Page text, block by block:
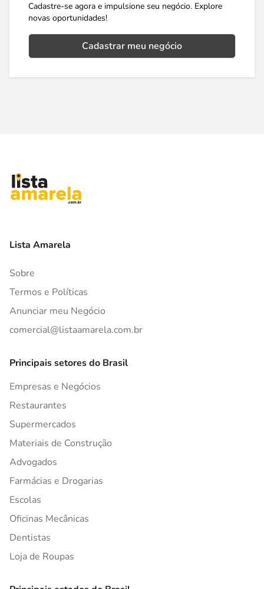
Cadastre-se agora e impulsione seu negócio. Explore
novas oportunidades!
Cadastrar meu negócio
Lista Amarela
Sobre
Termos e Políticas
Anunciar meu Negócio
comercial@listaamarela.com.br
Principais setores do Brasil
Empresas e Negócios
Restaurantes
Supermercados
Materiais de Construção
Advogados
Farmácias e Drogarias
Escolas
Oficinas Mecânicas
Dentistas
Loja de Roupas